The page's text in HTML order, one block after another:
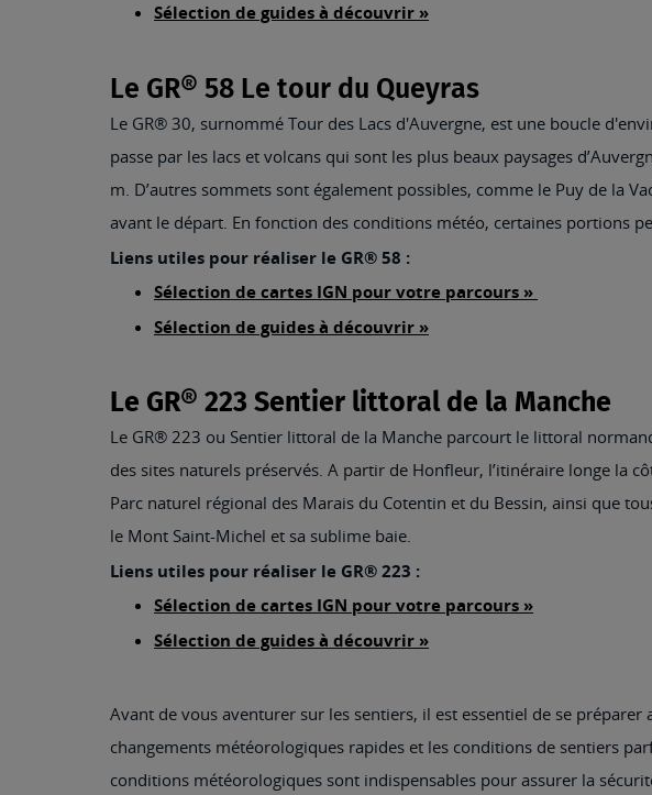
Sélection de guides à découvrir »
Le GR® 58 Le tour du Queyras
Le GR® 30, surnommé Tour des Lacs d'Auvergne, est une boucle
passe par les lacs et volcans qui sont les plus beaux paysages
m. D’autres sommets sont également possibles, comme le Puy de la
avant le départ. En fonction des conditions météo, certaines portions
Liens utiles pour réaliser le GR® 58 :
Sélection de cartes IGN pour votre parcours »
Sélection de guides à découvrir »
Le GR® 223 Sentier littoral de la Manche
Le GR® 223 ou Sentier littoral de la Manche parcourt le littoral
des sites naturels préservés. A partir de Honfleur, l’itinéraire longe la
Parc naturel régional des Marais du Cotentin et du Bessin, ainsi que
le Mont Saint-Michel et sa sublime baie.
Liens utiles pour réaliser le GR® 223 :
Sélection de cartes IGN pour votre parcours »
Sélection de guides à découvrir »
Avant de vous aventurer sur les sentiers, il est essentiel de se
changements météorologiques rapides et les conditions de sentiers
conditions météorologiques sont indispensables pour assurer la